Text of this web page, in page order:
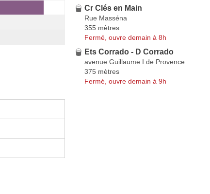
Cr Clés en Main
Rue Masséna
355 mètres
Fermé, ouvre demain à 8h
Ets Corrado - D Corrado
avenue Guillaume I de Provence
375 mètres
Fermé, ouvre demain à 9h